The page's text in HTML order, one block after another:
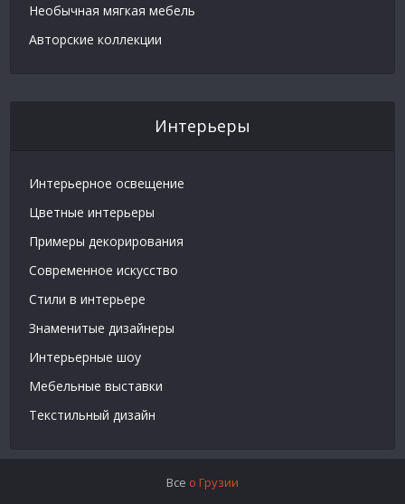
Необычная мягкая мебель
Авторские коллекции
Интерьеры
Интерьерное освещение
Цветные интерьеры
Примеры декорирования
Современное искусство
Стили в интерьере
Знаменитые дизайнеры
Интерьерные шоу
Мебельные выставки
Текстильный дизайн
Все о Грузии